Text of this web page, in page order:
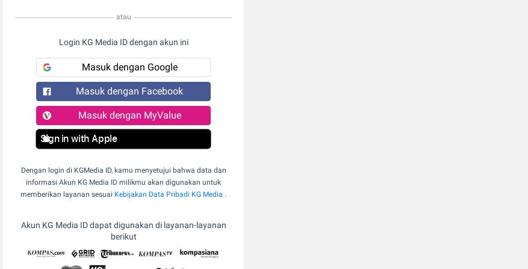
atau
Login KG Media ID dengan akun ini
Masuk dengan Google
Masuk dengan Facebook
Masuk dengan MyValue
Sign in with Apple
Dengan login di KGMedia ID, kamu menyetujui bahwa data dan
informasi Akun KG Media ID milikmu akan digunakan untuk
memberikan layanan sesuai Kebijakan Data Pribadi KG Media .
Akun KG Media ID dapat digunakan di layanan-layanan
berikut